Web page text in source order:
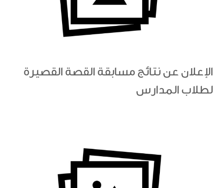
الإعلان عن نتائج مسابقة القصة القصيرة
لطلاب المدارس